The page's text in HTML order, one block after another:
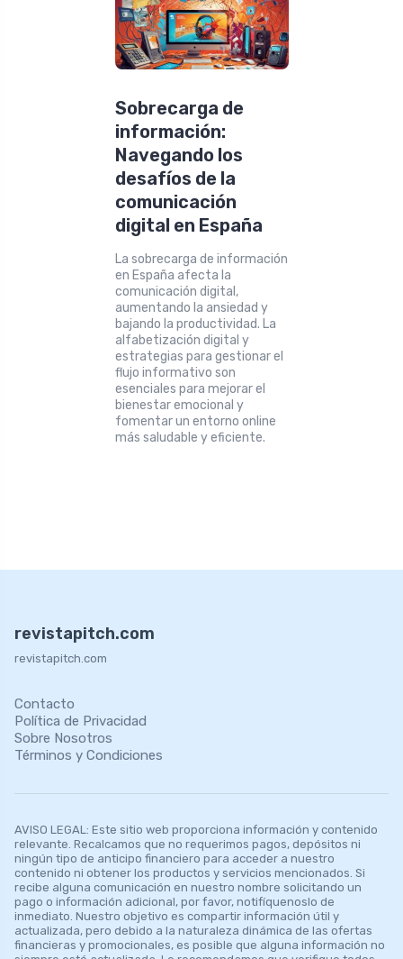
Sobrecarga de
información:
Navegando los
desafíos de la
comunicación
digital en España
La sobrecarga de información
en España afecta la
comunicación digital,
aumentando la ansiedad y
bajando la productividad. La
alfabetización digital y
estrategias para gestionar el
flujo informativo son
esenciales para mejorar el
bienestar emocional y
fomentar un entorno online
más saludable y eficiente.
revistapitch.com
revistapitch.com
Contacto
Política de Privacidad
Sobre Nosotros
Términos y Condiciones
AVISO LEGAL: Este sitio web proporciona información y contenido
relevante. Recalcamos que no requerimos pagos, depósitos ni
ningún tipo de anticipo financiero para acceder a nuestro
contenido ni obtener los productos y servicios mencionados. Si
recibe alguna comunicación en nuestro nombre solicitando un
pago o información adicional, por favor, notifíquenoslo de
inmediato. Nuestro objetivo es compartir información útil y
actualizada, pero debido a la naturaleza dinámica de las ofertas
financieras y promocionales, es posible que alguna información no